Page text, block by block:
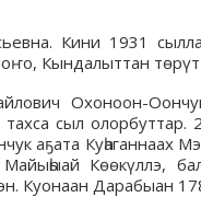
Кини 1931
Кындалыттан
Охоноон-
сыл олорбуттар.
аҕата Куһаганнаах
Көөкүллэ,
Куонаан Дарабыан